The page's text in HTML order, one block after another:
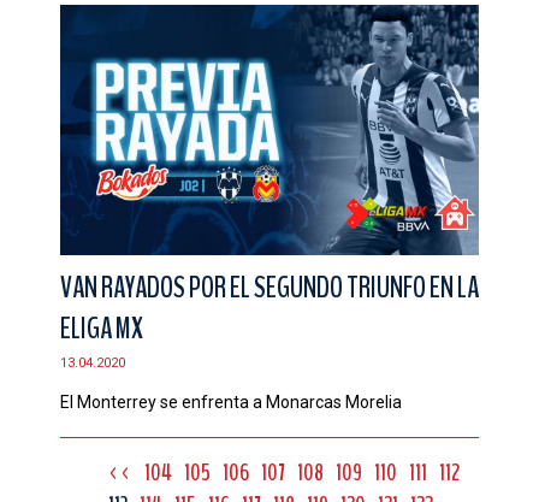
VAN RAYADOS POR EL SEGUNDO TRIUNFO EN LA
ELIGA MX
13.04.2020
El Monterrey se enfrenta a Monarcas Morelia
<< 104 105 106 107 108 109 110 111 112